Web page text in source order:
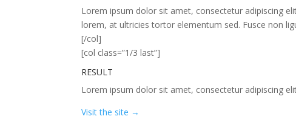
Lorem ipsum dolor sit amet, consectetur adipiscing
lorem, at ultricies tortor elementum sed. Fusce non
[/col]
[col class=”1/3 last”]
RESULT
Lorem ipsum dolor sit amet, consectetur adipiscing
Visit the site →